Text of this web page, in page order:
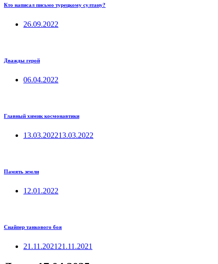
Кто написал письмо турецкому султану?
26.09.2022
Дважды герой
06.04.2022
Главный химик космонавтики
13.03.202213.03.2022
Память земли
12.01.2022
Снайпер танкового боя
21.11.2021 21.11.2021